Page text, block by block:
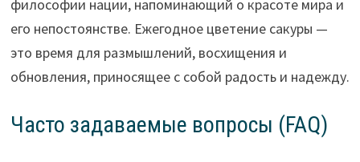
философии нации, напоминающий о красоте мира и
его непостоянстве. Ежегодное цветение сакуры —
это время для размышлений, восхищения и
обновления, приносящее с собой радость и надежду.
Часто задаваемые вопросы (FAQ)